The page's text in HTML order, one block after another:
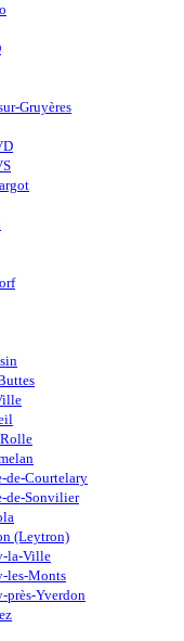
Gruyères
de-Courtelary
de-Sonvilier
(Leytron)
la-Ville
les-Monts
près-Yverdon